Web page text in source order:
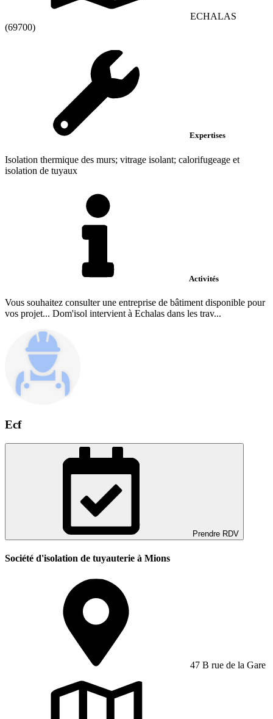
ECHALAS
(69700)
Expertises
Isolation thermique des murs; vitrage isolant; calorifugeage et
isolation de tuyaux
Activités
Vous souhaitez consulter une entreprise de bâtiment disponible pour
vos projet... Dom'isol intervient à Echalas dans les trav...
Ecf
Prendre RDV
Société d'isolation de tuyauterie à Mions
47 B rue de la Gare